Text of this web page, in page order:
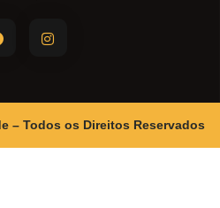
– Todos os Direitos Reservados